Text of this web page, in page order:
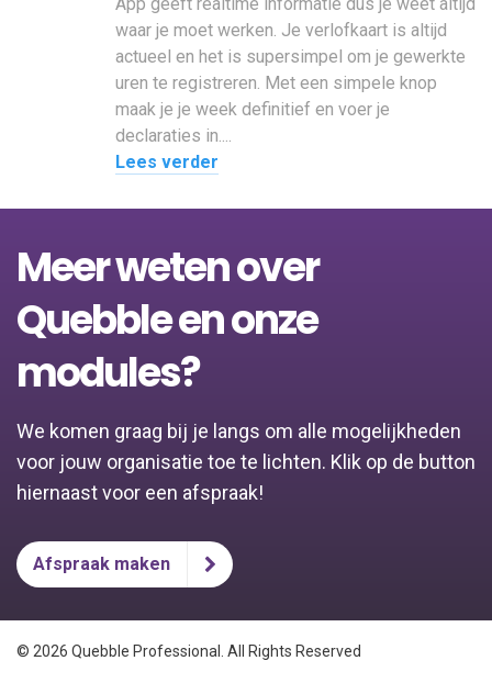
App geeft realtime informatie dus je weet altijd
waar je moet werken. Je verlofkaart is altijd
actueel en het is supersimpel om je gewerkte
uren te registreren. Met een simpele knop
maak je je week definitief en voer je
declaraties in....
Lees verder
Meer weten over
Quebble en onze
modules?
We komen graag bij je langs om alle mogelijkheden
voor jouw organisatie toe te lichten. Klik op de button
hiernaast voor een afspraak!
Afspraak maken
© 2026 Quebble Professional. All Rights Reserved